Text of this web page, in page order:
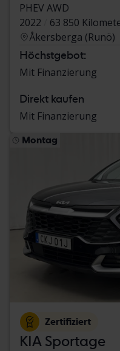
PHEV AWD
2022
63 850
Åkersberga (Runö)
Höchstgebot:
Mit Finanzierung
Direkt kaufen
Mit Finanzierung
Montag
Zertifiziert
KIA Sportage